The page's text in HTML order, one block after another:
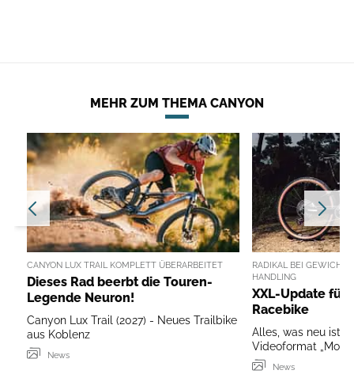
MEHR ZUM THEMA CANYON
CANYON LUX TRAIL KOMPLETT ÜBERARBEITET
Dieses Rad beerbt die Touren-
Legende Neuron!
Canyon Lux Trail (2027) - Neues Trailbike
aus Koblenz
News
RADIKAL BEI GEWICHT,
HANDLING
XXL-Update für
Racebike
Alles, was neu ist,
Videoformat
News